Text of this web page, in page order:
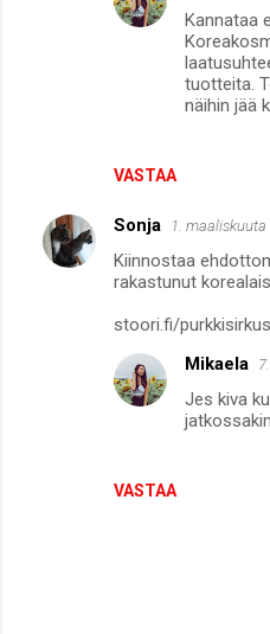
VASTAA
Kannataa
tuotteita.
näihin jää
Sonja 1.
Kiinnostaa
rakastunut
stoori.fi/purkkisirkus
VASTAA
Mikaela
Jes kiva